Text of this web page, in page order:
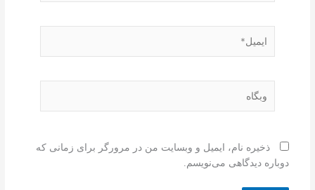
ذخیره نام، ایمیل و وبسایت من در مرورگر برای زمانی که
دوباره دیدگاهی می‌نویسم.